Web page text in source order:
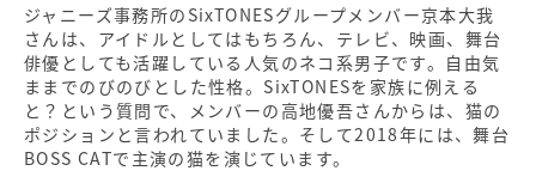
ジャニーズ事務所のSixTONESグループメンバー京本大我
さんは、アイドルとしてはもちろん、テレビ、映画、舞台
俳優としても活躍している人気のネコ系男子です。自由気
ままでのびのびとした性格。SixTONESを家族に例える
と？という質問で、メンバーの高地優吾さんからは、猫の
ポジションと言われていました。そして2018年には、舞台
BOSS CATで主演の猫を演じています。